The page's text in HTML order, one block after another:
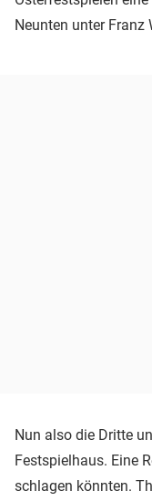
Neunten unter Franz
Nun also die Dritte
Festspielhaus. Eine
schlagen könnten.